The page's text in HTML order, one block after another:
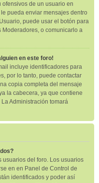
de un usuario en
pueda enviar mensajes dentro
puede usar el botón para
o comunicarlo a
en este foro!
incluye identificadores para
por lo tanto, puede contactar
copia completa del mensaje
la cabecera, ya que contiene
Administración tomará
usuarios del foro. Los usuarios
en en Panel de Control de
identificados y poder así